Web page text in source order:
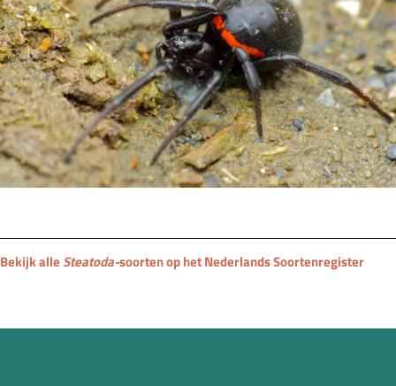
Bekijk alle Steatoda-soortenop het Nederlands Soortenregister